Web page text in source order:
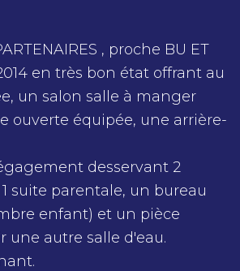
, proche BU ET
en très bon état offrant au
un salon salle à manger
ouverte équipée, une arrière-
desservant 2
suite parentale, un bureau
enfant) et un pièce
une autre salle d'eau.